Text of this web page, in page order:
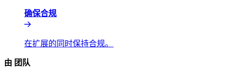
确保合规​​
在扩展的同时保持合规。​​
由 团队​​